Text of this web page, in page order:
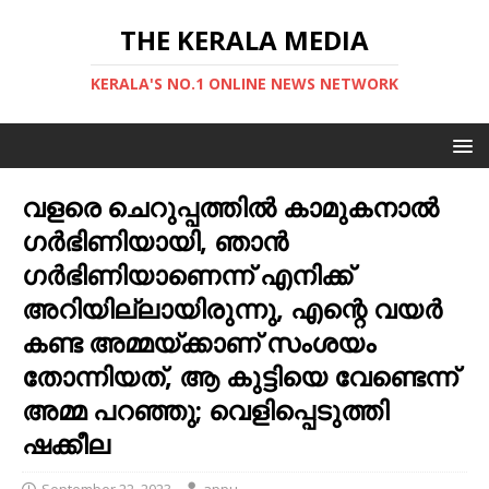
THE KERALA MEDIA
KERALA'S NO.1 ONLINE NEWS NETWORK
വളരെ ചെറുപ്പത്തിൽ കാമുകനാൽ ​
ഗർഭിണിയായി, ഞാൻ
ഗർഭിണിയാണെന്ന് എനിക്ക്
അറിയില്ലായിരുന്നു, എന്റെ വയർ
കണ്ട അമ്മയ്ക്കാണ് സംശയം
തോന്നിയത്, ആ കുട്ടിയെ വേണ്ടെന്ന്
അമ്മ പറഞ്ഞു; വെളിപ്പെടുത്തി
ഷക്കീല